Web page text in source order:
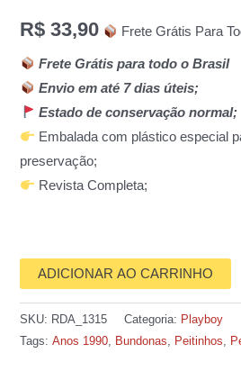
R$ 33,90 Frete Grátis Para
Frete Grátis para todo o Brasil
Envio em até 7 dias úteis;
Estado de conservação normal;
Embalada com plástico especial
preservação;
Revista Completa;
ADICIONAR AO CARRINHO
SKU: RDA_1315 Categoria: Playboy
Tags:Anos 1990, Bundonas, Peitinhos,